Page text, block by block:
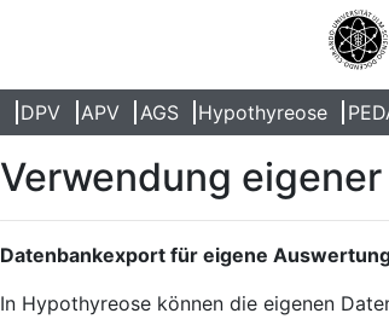
DPV APV AGS Hypothyreose
Verwendung
Datenbankexport für eigene
In Hypothyreose können die eigenen